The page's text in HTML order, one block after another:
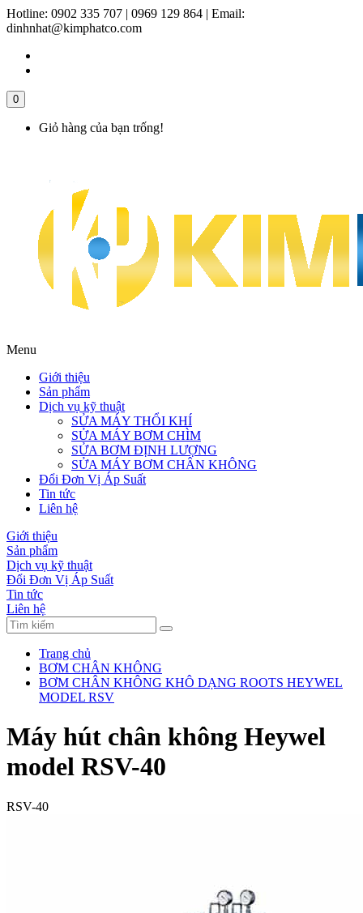
Hotline: 0902 335 707 | 0969 129 864 | Email:
dinhnhat@kimphatco.com
0
Giỏ hàng của bạn trống!
Menu
Giới thiệu
Sản phẩm
Dịch vụ kỹ thuật
SỬA MÁY THỔI KHÍ
SỬA MÁY BƠM CHÌM
SỬA BƠM ĐỊNH LƯỢNG
SỬA MÁY BƠM CHÂN KHÔNG
Đổi Đơn Vị Áp Suất
Tin tức
Liên hệ
Giới thiệu
Sản phẩm
Dịch vụ kỹ thuật
Đổi Đơn Vị Áp Suất
Tin tức
Liên hệ
Trang chủ
BƠM CHÂN KHÔNG
BƠM CHÂN KHÔNG KHÔ DẠNG ROOTS HEYWEL
MODEL RSV
Máy hút chân không Heywel
model RSV-40
RSV-40